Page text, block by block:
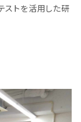
ストを活用した研